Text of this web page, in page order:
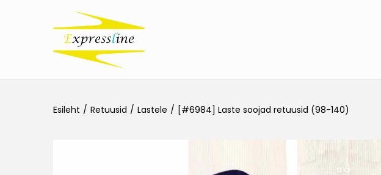
Esileht / Retuusid / Lastele / [#6984] Laste soojad retuusid (98-140)